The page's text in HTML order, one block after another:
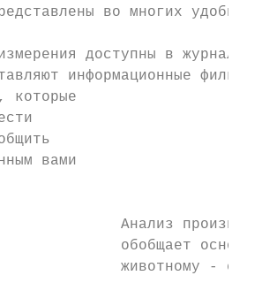
во многих
доступны в журнале
информационные
которые
вами
Анализ
обобщает
животному - его